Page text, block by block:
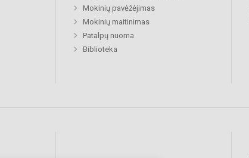
Mokinių pavėžėjimas
Mokinių maitinimas
Patalpų nuoma
Biblioteka